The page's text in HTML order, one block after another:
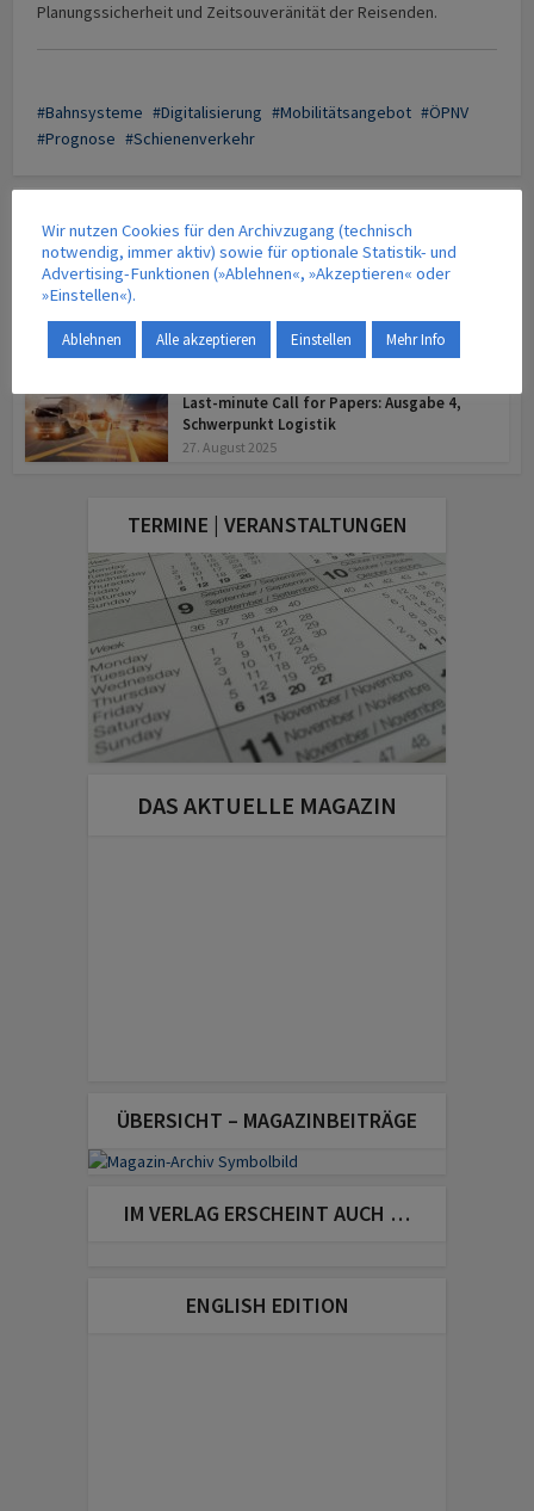
Planungssicherheit und Zeitsouveränität der Reisenden.
Bahnsysteme Digitalisierung Mobilitätsangebot
ÖPNV
Prognose
Schienenverkehr
Mobilität
9. April 2026
Last-minute Call for Papers: Ausgabe 4,
Schwerpunkt Logistik
27. August 2025
TERMINE | VERANSTALTUNGEN
DAS AKTUELLE MAGAZIN
ÜBERSICHT – MAGAZINBEITRÄGE
IM VERLAG ERSCHEINT AUCH …
ENGLISH EDITION
Wir nutzen Cookies für den Archivzugang (technisch
notwendig, immer aktiv) sowie für optionale Statistik- und
Advertising-Funktionen (»Ablehnen«, »Akzeptieren« oder
»Einstellen«).
Ablehnen Alle akzeptieren Einstellen Mehr Info